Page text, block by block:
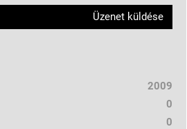
Üzenet küldése
2009
0
0